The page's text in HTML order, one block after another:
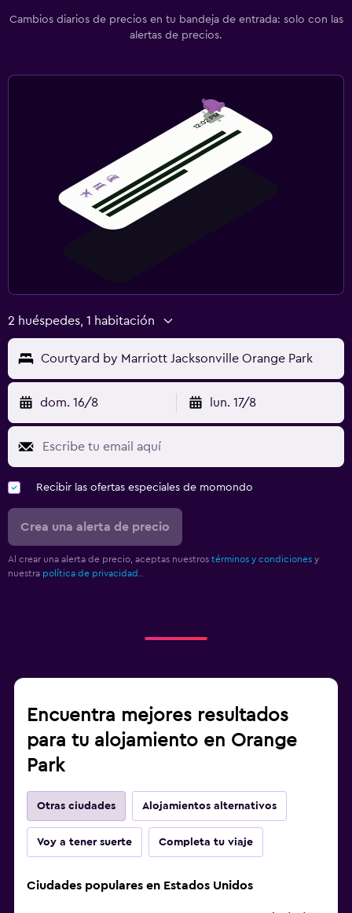
Cambios diarios de precios en tu bandeja de entrada: solo con las
alertas de precios.
2 huéspedes, 1 habitación
Courtyard by Marriott Jacksonville Orange Park
dom. 16/8 lun. 17/8
Recibir las ofertas especiales de momondo
Crea una alerta de precio
Al crear una alerta de precio, aceptas nuestros términos y condiciones y
nuestra política de privacidad.
Encuentra mejores resultados
para tu alojamiento en Orange
Park
Otras ciudades Alojamientos alternativos
Voy a tener suerte Completa tu viaje
Ciudades populares en Estados Unidos